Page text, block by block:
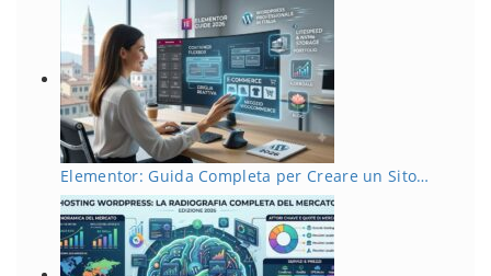
Elementor: Guida Completa per Creare un Sito…